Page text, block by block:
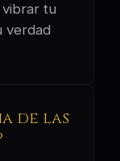
vibrar tu
verdad
de las